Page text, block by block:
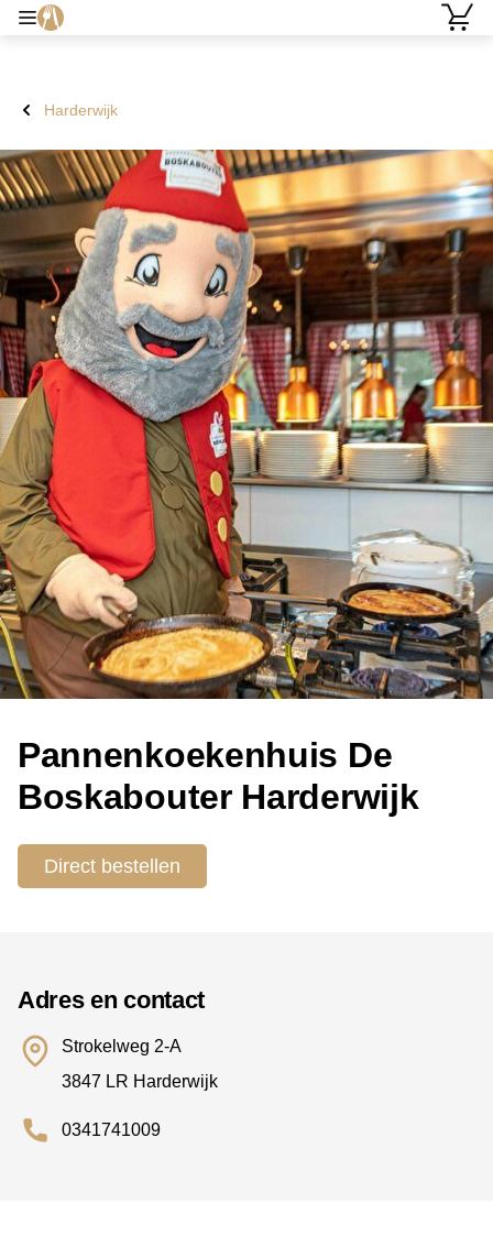
Harderwijk
Pannenkoekenhuis De
Boskabouter Harderwijk
Direct bestellen
Adres en contact
Strokelweg 2-A
3847 LR Harderwijk
0341741009